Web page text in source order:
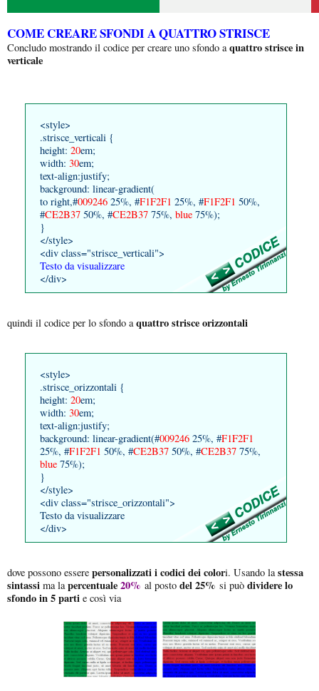
COME CREARE SFONDI A QUATTRO STRISCE
Concludo mostrando il codice per creare uno sfondo a quattro strisce in
verticale
<style>
.strisce_verticali {
height: 20em;
width: 30em;
text-align:justify;
background: linear-gradient(
to right,#009246 25%, #F1F2F1 25%, #F1F2F1 50%,
#CE2B37 50%, #CE2B37 75%, blue 75%);
}
</style>
<div class="strisce_verticali">
Testo da visualizzare
</div>
quindi il codice per lo sfondo aquattro strisce orizzontali
<style>
.strisce_orizzontali {
height: 20em;
width: 30em;
text-align:justify;
background: linear-gradient(#009246 25%, #F1F2F1
25%, #F1F2F1 50%, #CE2B37 50%, #CE2B37 75%,
blue 75%);
}
</style>
<div class="strisce_orizzontali">
Testo da visualizzare
</div>
dove possono essere personalizzati i codici dei colori. Usando la stessa
sintassi ma la percentuale20% al posto del 25% si può dividere lo
sfondo in 5 parti e così via